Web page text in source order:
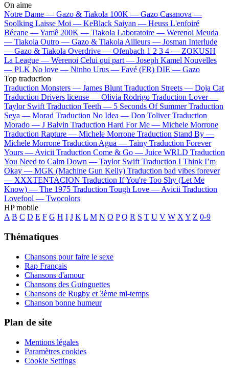
On aime
Notre Dame — Gazo & Tiakola 100K — Gazo Casanova —
Soolking Laisse Moi — KeBlack Saiyan — Heuss L'enfoiré
Bécane —Yamê 200K — Tiakola Laboratoire — Werenoi Meuda
— Tiakola Outro — Gazo & Tiakola Ailleurs — Josman Interlude
— Gazo & Tiakola Overdrive — Ofenbach 1 2 3 4 — ZOKUSH
La League — Werenoi Celui qui part — Joseph Kamel Nouvelles
— PLK No love — Ninho Urus — Favé (FR) DIE — Gazo
Top traduction
Traduction Monsters — James Blunt Traduction Streets — Doja Cat
Traduction Drivers license — Olivia Rodrigo Traduction Lover —
Taylor Swift Traduction Teeth — 5 Seconds Of Summer Traduction
Seya — Morad Traduction No Idea — Don Toliver Traduction
Morado — J Balvin Traduction Hard For Me — Michele Morrone
Traduction Rapture — Michele Morrone Traduction Stand By —
Michele Morrone Traduction Agua — Tainy Traduction Forever
Yours — Avicii Traduction Come & Go — Juice WRLD Traduction
You Need to Calm Down — Taylor Swift Traduction I Think I’m
Okay — MGK (Machine Gun Kelly) Traduction bad vibes forever
— XXXTENTACION Traduction If You're Too Shy (Let Me
Know) — The 1975 Traduction Tough Love — Avicii Traduction
Lovefool — Twocolors
HP mobile
A B C D E F G H I J K L M N O P Q R S T U V W X Y Z 0-9
Thématiques
Chansons pour faire le sexe
Rap Français
Chansons d'amour
Chansons des Guinguettes
Chansons de Rugby et 3ème mi-temps
Chanson bonne humeur
Plan de site
Mentions légales
Paramètres cookies
Cookie Settings